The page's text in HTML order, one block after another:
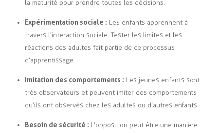
la maturité pour prendre toutes les décisions.
Expérimentation sociale : Les enfants apprennent à
travers l’interaction sociale. Tester les limites et les
réactions des adultes fait partie de ce processus
d’apprentissage.
Imitation des comportements : Les jeunes enfants sont
très observateurs et peuvent imiter des comportements
qu’ils ont observés chez les adultes ou d’autres enfants.
Besoin de sécurité : L’opposition peut être une manière